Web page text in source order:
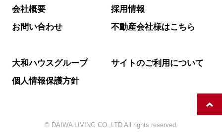
会社概要
採用情報
お問い合わせ
不動産会社様はこちら
大和ハウスグループ
サイトのご利用について
個人情報保護方針
© DAIWA LIVING CO.,LTD All rights reserved.